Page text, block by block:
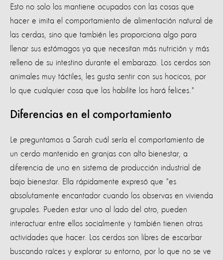
Esto no solo los mantiene ocupados con las cosas que
hacer e imita el comportamiento de alimentación natural de
las cerdas, sino que también les proporciona algo para
llenar sus estómagos ya que necesitan más nutrición y más
relleno de su intestino durante el embarazo. Los cerdos son
animales muy táctiles, les gusta sentir con sus hocicos, por
lo que cualquier cosa que los habilite los hará felices."
Diferencias en el comportamiento
Le preguntamos a Sarah cuál sería el comportamiento de
un cerdo mantenido en granjas con alto bienestar, a
diferencia de uno en sistema de producción industrial de
bajo bienestar. Ella rápidamente expresó que "es
absolutamente encantador cuando los observas en vivienda
grupales. Pueden estar uno al lado del otro, pueden
interactuar entre ellos socialmente y también tienen otras
actividades que hacer. Los cerdos son libres de escarbar
buscando raíces y explorar su entorno, por lo que no se ve